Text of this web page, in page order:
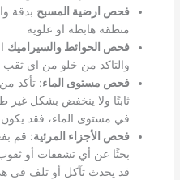
فحص ارضية المسبح بدقة
منطقة هابطة او علوية
فحص الحوائط والسيراميك
والتاكد من خلو من اى ثقب
فحص مستوى الماء: تأكد
ثابتًا ولا ينخفض بشكل غير
في مستوى الماء، فقد
فحص الأجزاء المرئية: قم
بحثًا عن أي تشققات أو ثقوب
قد يحدث تآكل أو تلف في